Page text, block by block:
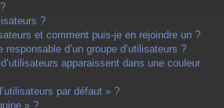
?
et comment puis-je en rejoindre un ?
d’un groupe d’utilisateurs ?
apparaissent dans une couleur
par défaut » ?
» ?